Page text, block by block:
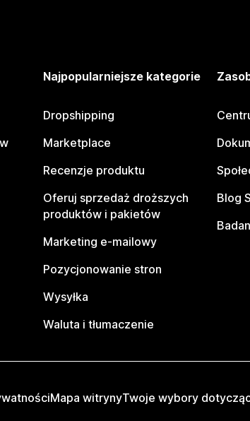
Najpopularniejsze kategorie
Dropshipping
Marketplace
Recenzje produktu
Oferuj sprzedaż droższych
produktów i pakietów
Marketing e-mailowy
Pozycjonowanie stron
Wysyłka
Waluta i tłumaczenie
Blog
Mapa witrynyTwoje wybory